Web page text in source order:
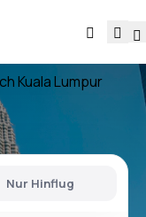
Kuala Lumpur
Nur Hinflug